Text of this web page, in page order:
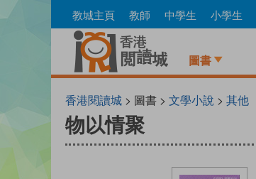
to
教城主頁 教師 中學生 小學生
圖書
香港閱讀城 > 圖書 > 文學小說 > 其他
物以情聚